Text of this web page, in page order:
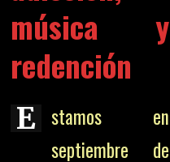
música y
redención
E stamos en
septiembre de